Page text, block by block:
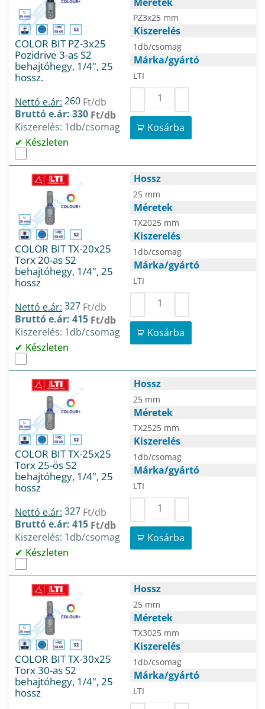
COLOR BIT PZ-3x25
Pozidrive 3-as S2
behajtóhegy, 1/4", 25
hossz.
Nettó e.ár: 260 Ft/db
Bruttó e.ár: 330 Ft/db
Kiszerelés: 1db/csomag
Készleten
PZ3x25 mm
Kiszerelés
1db/csomag
Márka/gyártó
LTI
Kosárba
COLOR BIT TX-20x25
Torx 20-as S2
behajtóhegy, 1/4", 25
hossz
Nettó e.ár: 327 Ft/db
Bruttó e.ár: 415 Ft/db
Kiszerelés: 1db/csomag
Készleten
Hossz
25 mm
Méretek
TX2025 mm
Kiszerelés
1db/csomag
Márka/gyártó
LTI
Kosárba
COLOR BIT TX-25x25
Torx 25-ös S2
behajtóhegy, 1/4", 25
hossz
Nettó e.ár: 327 Ft/db
Bruttó e.ár: 415 Ft/db
Kiszerelés: 1db/csomag
Készleten
Hossz
25 mm
Méretek
TX2525 mm
Kiszerelés
1db/csomag
Márka/gyártó
LTI
Kosárba
COLOR BIT TX-30x25
Torx 30-as S2
behajtóhegy, 1/4", 25
hossz
Hossz
25 mm
Méretek
TX3025 mm
Kiszerelés
1db/csomag
Márka/gyártó
LTI